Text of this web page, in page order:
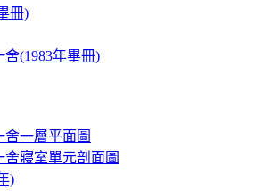
冊)
(1983年畢冊)
一層平面圖
寢室單元剖面圖
)